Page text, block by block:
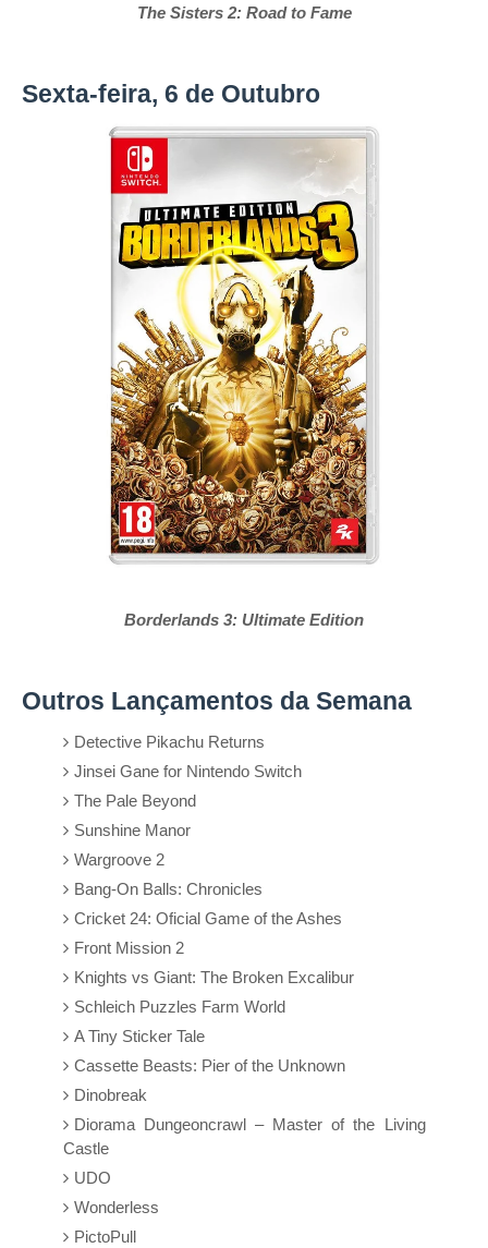
The Sisters 2: Road to Fame
Sexta-feira, 6 de Outubro
Borderlands 3: Ultimate Edition
Outros Lançamentos da Semana
Detective Pikachu Returns
Jinsei Gane for Nintendo Switch
The Pale Beyond
Sunshine Manor
Wargroove 2
Bang-On Balls: Chronicles
Cricket 24: Oficial Game of the Ashes
Front Mission 2
Knights vs Giant: The Broken Excalibur
Schleich Puzzles Farm World
A Tiny Sticker Tale
Cassette Beasts: Pier of the Unknown
Dinobreak
Diorama Dungeoncrawl – Master of the Living
Castle
UDO
Wonderless
PictoPull